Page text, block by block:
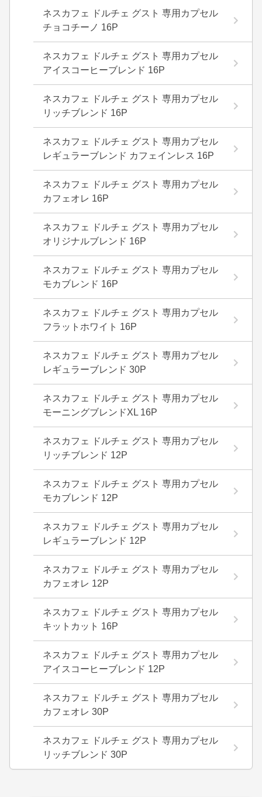
ネスカフェ ドルチェ グスト 専用カプセル
チョコチーノ 16P
ネスカフェ ドルチェ グスト 専用カプセル
アイスコーヒーブレンド 16P
ネスカフェ ドルチェ グスト 専用カプセル
リッチブレンド 16P
ネスカフェ ドルチェ グスト 専用カプセル
レギュラーブレンド カフェインレス 16P
ネスカフェ ドルチェ グスト 専用カプセル
カフェオレ 16P
ネスカフェ ドルチェ グスト 専用カプセル
オリジナルブレンド 16P
ネスカフェ ドルチェ グスト 専用カプセル
モカブレンド 16P
ネスカフェ ドルチェ グスト 専用カプセル
フラットホワイト 16P
ネスカフェ ドルチェ グスト 専用カプセル
レギュラーブレンド 30P
ネスカフェ ドルチェ グスト 専用カプセル
モーニングブレンドXL 16P
ネスカフェ ドルチェ グスト 専用カプセル
リッチブレンド 12P
ネスカフェ ドルチェ グスト 専用カプセル
モカブレンド 12P
ネスカフェ ドルチェ グスト 専用カプセル
レギュラーブレンド 12P
ネスカフェ ドルチェ グスト 専用カプセル
カフェオレ 12P
ネスカフェ ドルチェ グスト 専用カプセル
キットカット 16P
ネスカフェ ドルチェ グスト 専用カプセル
アイスコーヒーブレンド 12P
ネスカフェ ドルチェ グスト 専用カプセル
カフェオレ 30P
ネスカフェ ドルチェ グスト 専用カプセル
リッチブレンド 30P